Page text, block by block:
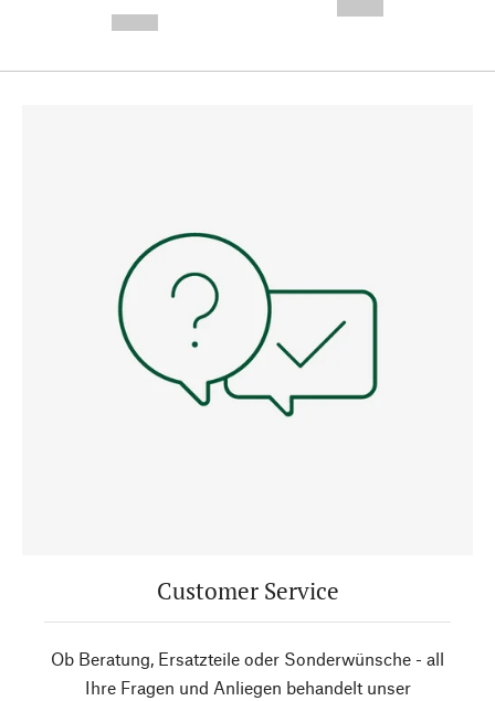
Customer Service
Ob Beratung, Ersatzteile oder Sonderwünsche - all
Ihre Fragen und Anliegen behandelt unser